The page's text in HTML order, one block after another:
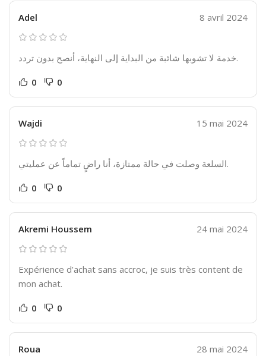
Adel 8 avril 2024
خدمة لا تشوبها شائبة من البداية إلى النهاية، أنصح بدون تردد.
0 0
Wajdi 15 mai 2024
السلعة وصلت في حالة ممتازة، أنا راضٍ تماماً عن عمليتي.
0 0
Akremi Houssem 24 mai 2024
Expérience d’achat sans accroc, je suis très content de
mon achat.
0 0
Roua 28 mai 2024